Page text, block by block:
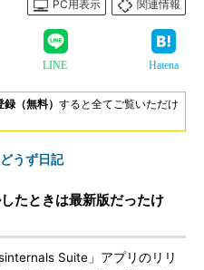
PC用表示
関連情報
LINE Hatena
（無料） すると全てご覧いただけ
うず日記
たときは最新版だったけ
Suite」アプリのリリ